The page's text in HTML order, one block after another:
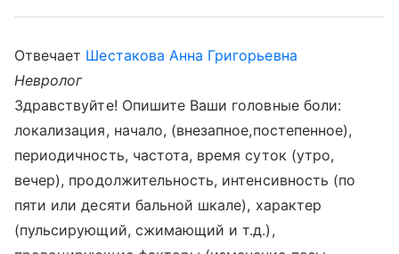
Отвечает Шестакова Анна Григорьевна
Невролог
Здравствуйте! Опишите Ваши головные боли:
локализация, начало, (внезапное,постепенное),
периодичность, частота, время суток (утро,
вечер), продолжительность, интенсивность (по
пяти или десяти бальной шкале), характер
(пульсирующий, сжимающий и т.д.),